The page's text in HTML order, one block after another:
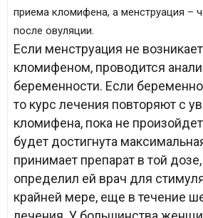
приема кломифена, а менструация –
после овуляции.
Если менструация не
кломифеном, проводится
беременности. Если
то курс лечения повторяют с
кломифена, пока не
будет достигнута
принимает препарат в той
определил ей врач для
крайней мере, еще в течение